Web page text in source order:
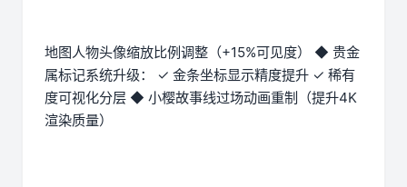
地图人物头像缩放比例调整（+15%可见度） ◆ 贵金
属标记系统升级： ✓ 金条坐标显示精度提升 ✓ 稀有
度可视化分层 ◆ 小樱故事线过场动画重制（提升4K
渲染质量）